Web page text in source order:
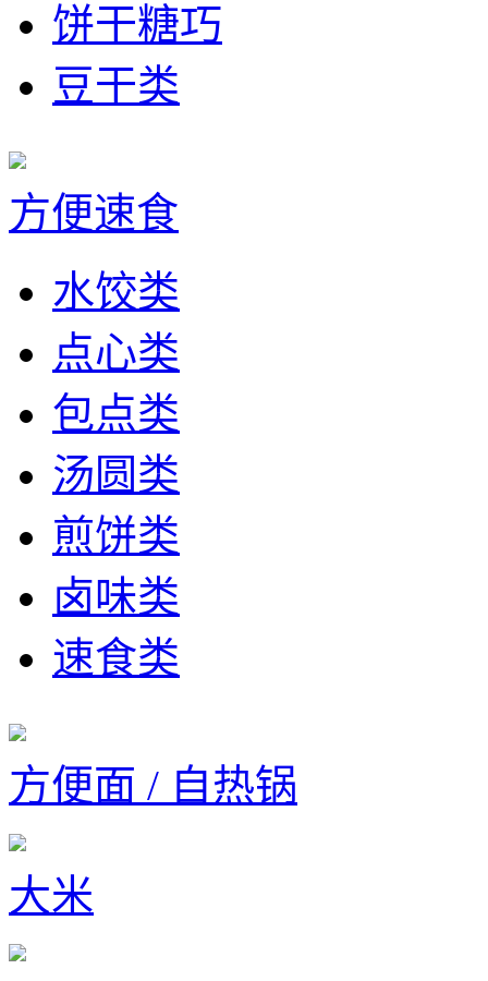
饼干糖巧
豆干类
方便速食
水饺类
点心类
包点类
汤圆类
煎饼类
卤味类
速食类
方便面 / 自热锅
大米